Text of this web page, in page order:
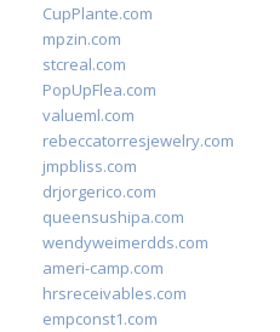
CupPlante.com
mpzin.com
stcreal.com
PopUpFlea.com
valueml.com
rebeccatorresjewelry.com
jmpbliss.com
drjorgerico.com
queensushipa.com
wendyweimerdds.com
ameri-camp.com
hrsreceivables.com
empconst1.com